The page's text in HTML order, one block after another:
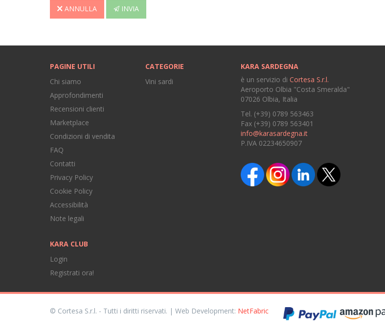
ANNULLA INVIA
PAGINE UTILI
Chi siamo
Approfondimenti
Recensioni clienti
Marketplace
Condizioni di vendita
FAQ
Contatti
Privacy Policy
Cookie Policy
Accessibilità
Note legali
KARA CLUB
Login
Registrati ora!
CATEGORIE
Vini sardi
KARA SARDEGNA
è un servizio di Cortesa S.r.l.
Aeroporto Olbia "Costa Smeralda"
07026 Olbia, Italia
Tel. (+39) 0789 563463
Fax (+39) 0789 563401
info@karasardegna.it
P.IVA 02234650907
© Cortesa S.r.l. - Tutti i diritti riservati. | Web Development: NetFabric